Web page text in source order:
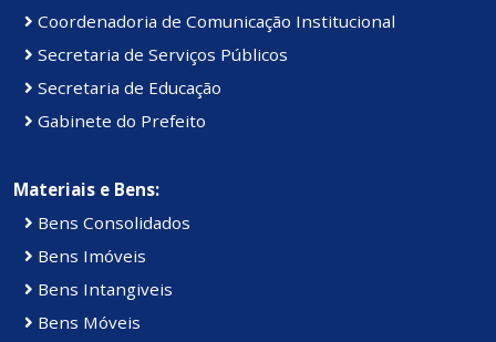
Coordenadoria de Comunicação Institucional
Secretaria de Serviços Públicos
Secretaria de Educação
Gabinete do Prefeito
Materiais e Bens:
Bens Consolidados
Bens Imóveis
Bens Intangiveis
Bens Móveis